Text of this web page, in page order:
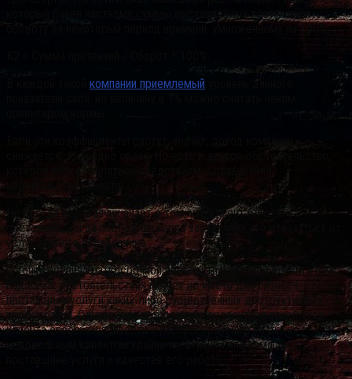
который равен частному суммы выставленных претензий и
обороту за некоторый период времени, умноженному на 100%:
компании приемлемый
которое может являться следствием – повышение
недовольства клиента.
Не всегда перевозчик знает о том, что клиент близок к
состоянию, когда последняя капля заставляет его отказаться от
услуг данного перевозчика.
С точки зрения краткосрочной перспективы потеря клиента при
подобных обстоятельствах может не иметь для бизнеса
поставщика услуги каких-либо существенных деструктивных
последствий. Однако в долгосрочной перспективе такой уход
клиента способен привести к распространению на рынке
недовольным клиентом крайне негативной информации о